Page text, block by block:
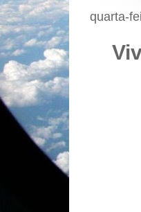
quarta-